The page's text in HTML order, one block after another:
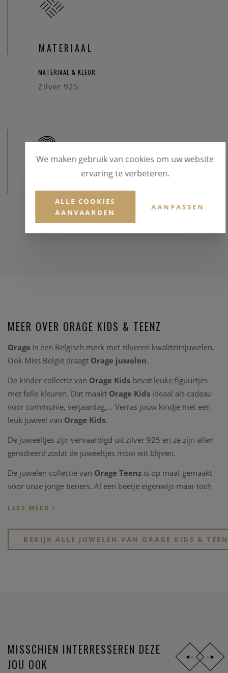
MATERIAAL
MATERIAAL & KLEUR
Zilver 925
MEER OVER ORAGE KIDS & TEENZ
Orage is een Belgisch merk met zilveren kwaliteitsjuwelen.
Ook Miss België draagt Orage juwelen.
De kinder collectie van Orage Kids bevat leuke figuurtjes
met felle kleuren. Dat maakt Orage Kids ideaal als cadeau
voor communie, verjaardag,... Verras jouw kindje met een
leuk juweel van Orage Kids.
De juweeltjes zijn vervaardigd uit zilver 925 en ze zijn allen
gerodieerd zodat de juweeltjes mooi wit blijven.
De juwelen collectie van Orage Teenz is op maat gemaakt
voor onze jonge tieners. Al een beetje eigenwijs maar toch
Teenzis ook vervaardigd uit zilver 925, en is soms hgezet
Met de collectie Orage Kids en Orage Teenz schenk je jou
BEKIJK ALLE JUWELEN VAN ORAGE KIDS &
MISSCHIEN INTERRESSEREN DEZE
JOU OOK
We maken gebruik van cookies om uw website
ervaring te verbeteren.
ALLE COOKIES
AANVAARDEN
AANPASSEN